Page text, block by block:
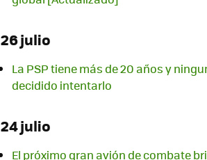
26 julio
La PSP tiene más de 20 años y
decidido intentarlo
24 julio
El próximo gran avión de combate